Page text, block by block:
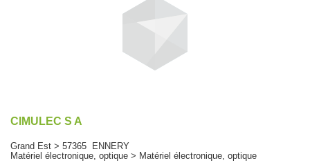
CIMULEC S A
Grand Est > 57365 ENNERY
Matériel électronique, optique > Matériel électronique, optique